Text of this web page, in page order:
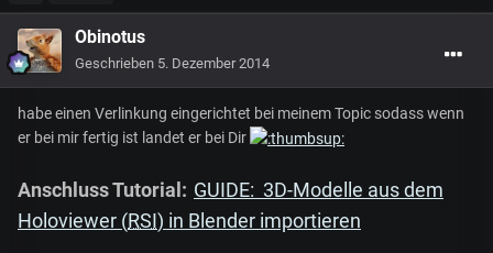
Obinotus
Geschrieben 5. Dezember 2014
habe einen Verlinkung eingerichtet bei meinem Topic sodass wenn
er bei mir fertig ist landet er bei Dir
Anschluss Tutorial: GUIDE: 3D-Modelle aus dem
Holoviewer (RSI) in Blender importieren